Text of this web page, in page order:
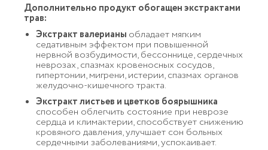
Дополнительно продукт обогащен экстрактами
трав:
Экстракт валерианы обладает мягким
седативным эффектом при повышенной
нервной возбудимости, бессоннице, сердечных
неврозах, спазмах кровеносных сосудов,
гипертонии, мигрени, истерии, спазмах органов
желудочно-кишечного тракта.
Экстракт листьев и цветков боярышника
способен облегчить состояние при неврозе
сердца и климактерии, способствует снижению
кровяного давления, улучшает сон больных
сердечными заболеваниями, успокаивает.